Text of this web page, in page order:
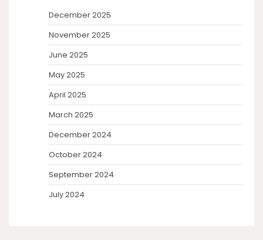
December 2025
November 2025
June 2025
May 2025
April 2025
March 2025
December 2024
October 2024
September 2024
July 2024